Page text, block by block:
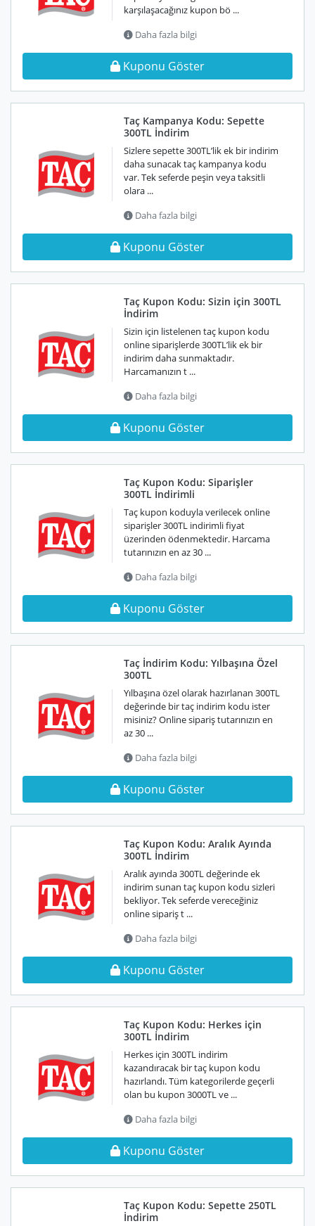
karşılaşacağınız kupon bö ...
Daha fazla bilgi
Kuponu Göster
Taç Kampanya Kodu: Sepette
300TL İndirim
Sizlere sepette 300TL’lik ek bir indirim
daha sunacak taç kampanya kodu
var. Tek seferde peşin veya taksitli
olara ...
Daha fazla bilgi
Kuponu Göster
Taç Kupon Kodu: Sizin için 300TL
İndirim
Sizin için listelenen taç kupon kodu
online siparişlerde 300TL’lik ek bir
indirim daha sunmaktadır.
Harcamanızın t ...
Daha fazla bilgi
Kuponu Göster
Taç Kupon Kodu: Siparişler
300TL İndirimli
Taç kupon koduyla verilecek online
siparişler 300TL indirimli fiyat
üzerinden ödenmektedir. Harcama
tutarınızın en az 30 ...
Daha fazla bilgi
Kuponu Göster
Taç İndirim Kodu: Yılbaşına Özel
300TL
Yılbaşına özel olarak hazırlanan 300TL
değerinde bir taç indirim kodu ister
misiniz? Online sipariş tutarınızın en
az 30 ...
Daha fazla bilgi
Kuponu Göster
Taç Kupon Kodu: Aralık Ayında
300TL İndirim
Aralık ayında 300TL değerinde ek
indirim sunan taç kupon kodu sizleri
bekliyor. Tek seferde vereceğiniz
online sipariş t ...
Daha fazla bilgi
Kuponu Göster
Taç Kupon Kodu: Herkes için
300TL İndirim
Herkes için 300TL indirim
kazandıracak bir taç kupon kodu
hazırlandı. Tüm kategorilerde geçerli
olan bu kupon 3000TL ve ...
Daha fazla bilgi
Kuponu Göster
Taç Kupon Kodu: Sepette 250TL
İndirim